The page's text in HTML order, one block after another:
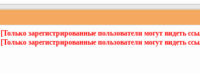
[Только зарегистрированные пользователи могут видеть
[Только зарегистрированные пользователи могут видеть